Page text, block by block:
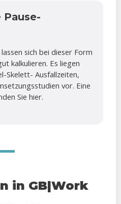
Pause-
sich bei dieser Form
kalkulieren. Es liegen
Skelett- Ausfallzeiten,
vor. Eine
Sie hier.
in GB|Work